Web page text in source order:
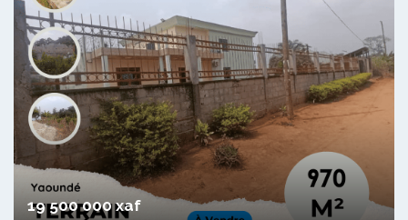
19 500 000 xaf